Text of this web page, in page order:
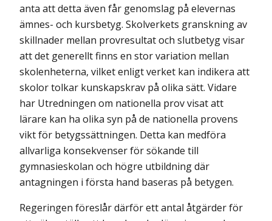
anta att detta även får genomslag på elevernas
ämnes- och kursbetyg. Skolverkets granskning av
skillnader mellan provresultat och slutbetyg visar
att det generellt finns en stor variation mellan
skolenheterna, vilket enligt verket kan indikera att
skolor tolkar kunskapskrav på olika sätt. Vidare
har Utredningen om nationella prov visat att
lärare kan ha olika syn på de nationella provens
vikt för betygssättningen. Detta kan medföra
allvarliga konsekvenser för sökande till
gymnasieskolan och högre utbildning där
antagningen i första hand baseras på betygen.
Regeringen föreslår därför ett antal åtgärder för